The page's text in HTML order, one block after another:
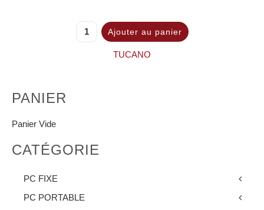
TUCANO
PANIER
Panier Vide
CATÉGORIE
PC FIXE
PC PORTABLE